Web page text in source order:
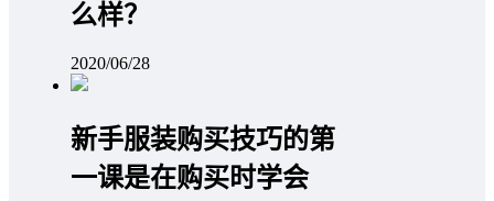
么样？
2020/06/28
新手服装购买技巧的第
一课是在购买时学会